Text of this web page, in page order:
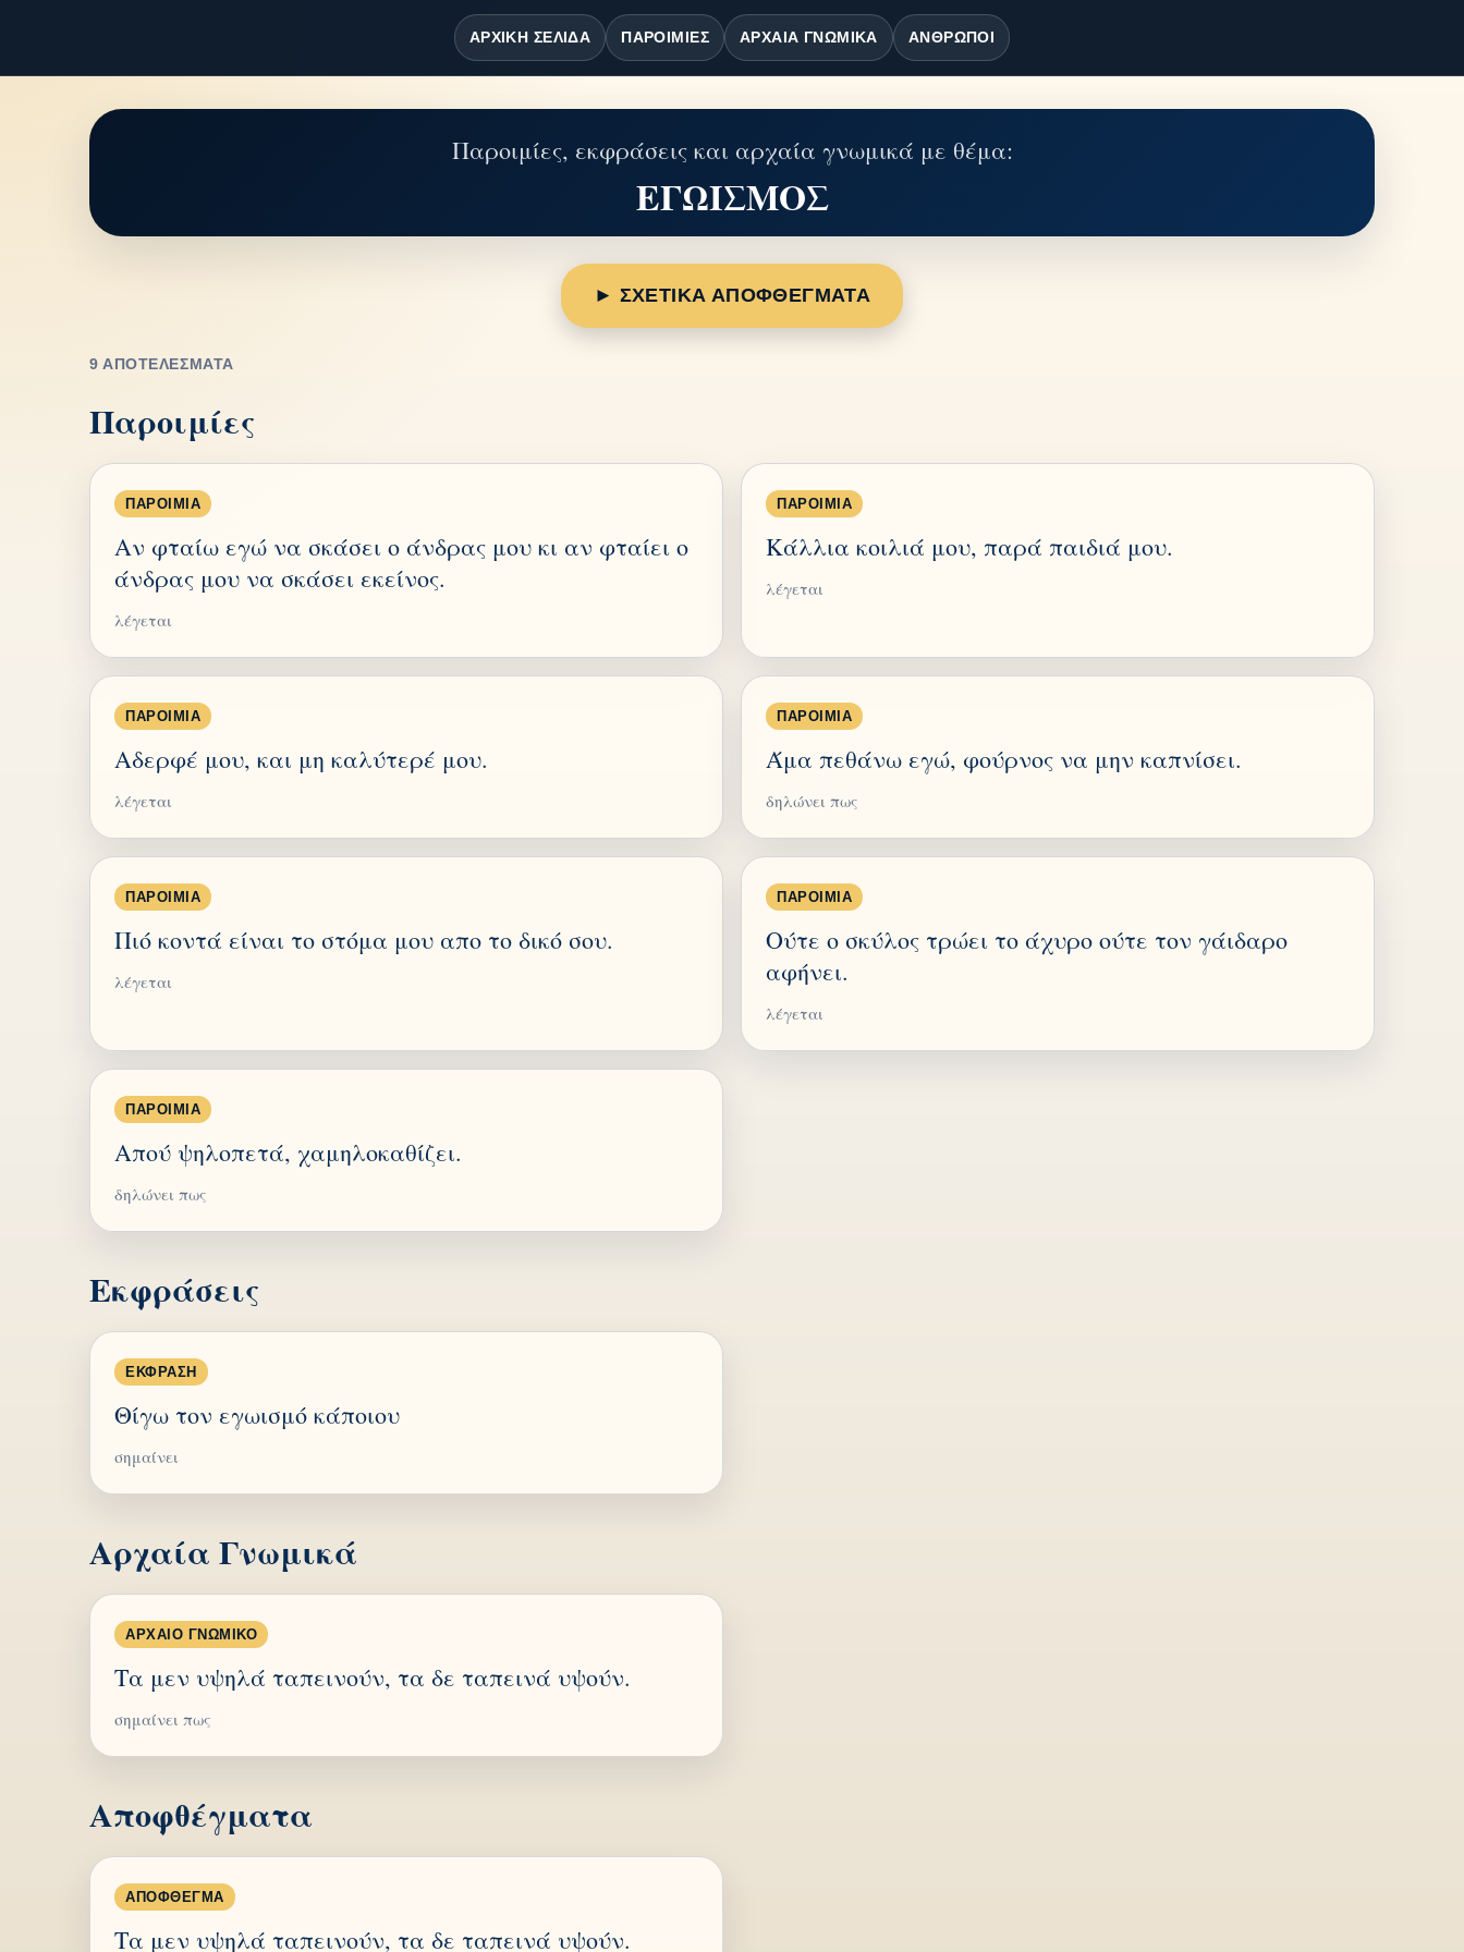
ΑΡΧΙΚΉ ΣΕΛΊΔΑ ΠΑΡΟΙΜΊΕΣ ΑΡΧΑΊΑ ΓΝΩΜΙΚΆ ΆΝΘΡΩΠΟΙ
Παροιμίες, εκφράσεις και αρχαία γνωμικά με θέμα:
ΕΓΩΙΣΜΟΣ
► ΣΧΕΤΙΚΑ ΑΠΟΦΘΕΓΜΑΤΑ
9 ΑΠΟΤΕΛΈΣΜΑΤΑ
Παροιμίες
ΠΑΡΟΙΜΊΑ
Αν φταίω εγώ να σκάσει ο άνδρας μου κι αν φταίει ο
άνδρας μου να σκάσει εκείνος.
λέγεται
ΠΑΡΟΙΜΊΑ
Κάλλια κοιλιά μου, παρά παιδιά μου.
λέγεται
ΠΑΡΟΙΜΊΑ
Αδερφέ μου, και μη καλύτερέ μου.
λέγεται
ΠΑΡΟΙΜΊΑ
Άμα πεθάνω εγώ, φούρνος να μην καπνίσει.
δηλώνει πως
ΠΑΡΟΙΜΊΑ
Πιό κοντά είναι το στόμα μου απο το δικό σου.
λέγεται
ΠΑΡΟΙΜΊΑ
Ούτε ο σκύλος τρώει το άχυρο ούτε τον γάιδαρο
αφήνει.
λέγεται
ΠΑΡΟΙΜΊΑ
Απού ψηλοπετά, χαμηλοκαθίζει.
δηλώνει πως
Εκφράσεις
ΈΚΦΡΑΣΗ
Θίγω τον εγωισμό κάποιου
σημαίνει
Αρχαία Γνωμικά
ΑΡΧΑΊΟ ΓΝΩΜΙΚΌ
Τα μεν υψηλά ταπεινούν, τα δε ταπεινά υψούν.
σημαίνει πως
Αποφθέγματα
ΑΠΌΦΘΕΓΜΑ
Τα μεν υψηλά ταπεινούν, τα δε ταπεινά υψούν.